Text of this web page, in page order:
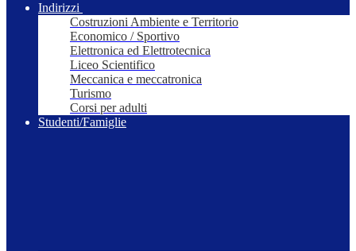
Indirizzi
Costruzioni Ambiente e Territorio
Economico / Sportivo
Elettronica ed Elettrotecnica
Liceo Scientifico
Meccanica e meccatronica
Turismo
Corsi per adulti
Studenti/Famiglie